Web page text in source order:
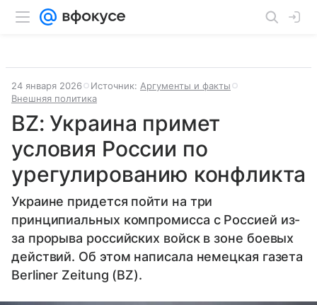
24 января 2026 Источник: Аргументы и факты
Внешняя политика
BZ: Украина примет
условия России по
урегулированию конфликта
Украине придется пойти на три
принципиальных компромисса с Россией из-
за прорыва российских войск в зоне боевых
действий. Об этом написала немецкая газета
Berliner Zeitung (BZ).